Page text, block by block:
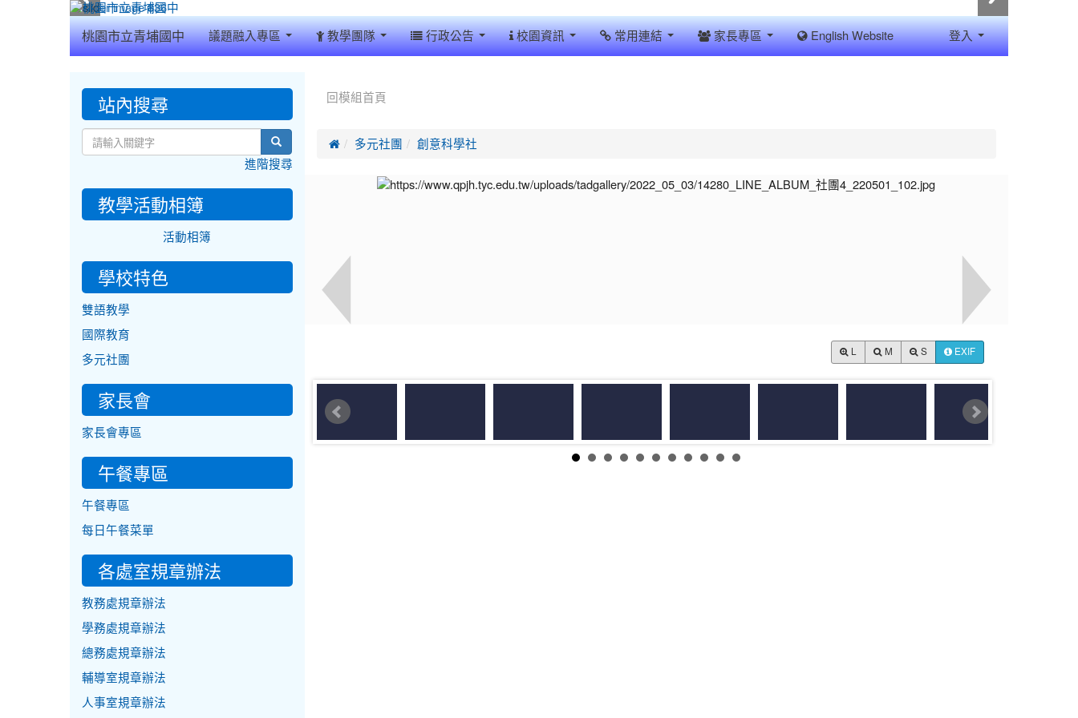
桃園市立青埔國中 議題融入專區 教學團隊 行政公告 校園資訊 常用連結 家長專區 English Website 登入
回模組首頁
 多元社團 創意科學社
M S EXIF
::: 站內搜尋
search
進階搜尋
教學活動相簿
活動相簿
學校特色
雙語教學
國際教育
多元社團
家長會
家長會專區
午餐專區
午餐專區
每日午餐菜單
各處室規章辦法
教務處規章辦法
學務處規章辦法
總務處規章辦法
輔導室規章辦法
人事室規章辦法